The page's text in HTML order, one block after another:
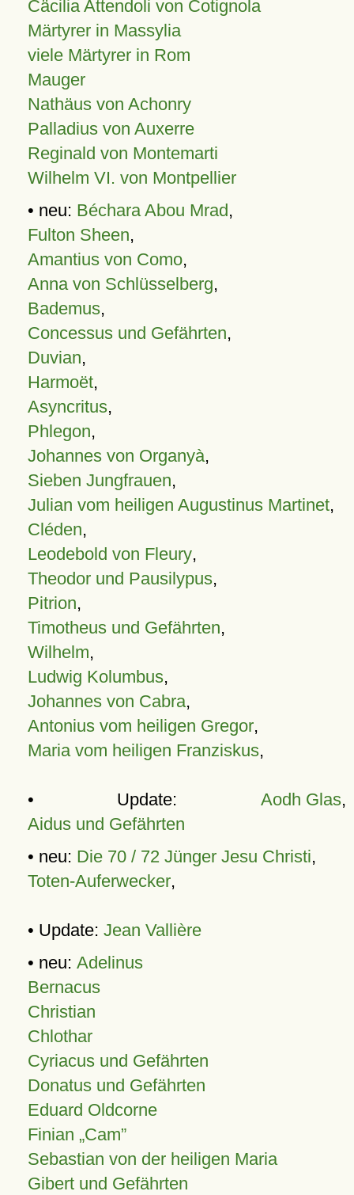
Cäcilia Attendoli von Cotignola
Märtyrer in Massylia
viele Märtyrer in Rom
Mauger
Nathäus von Achonry
Palladius von Auxerre
Reginald von Montemarti
Wilhelm VI. von Montpellier
• neu: Béchara Abou Mrad,
Fulton Sheen,
Amantius von Como,
Anna von Schlüsselberg,
Bademus,
Concessus und Gefährten,
Duvian,
Harmoët,
Asyncritus,
Phlegon,
Johannes von Organyà,
Sieben Jungfrauen,
Julian vom heiligen Augustinus Martinet,
Cléden,
Leodebold von Fleury,
Theodor und Pausilypus,
Pitrion,
Timotheus und Gefährten,
Wilhelm,
Ludwig Kolumbus,
Johannes von Cabra,
Antonius vom heiligen Gregor,
Maria vom heiligen Franziskus,
• Update: Aodh Glas,
Aidus und Gefährten
• neu: Die 70 / 72 Jünger Jesu Christi,
Toten-Auferwecker,
• Update: Jean Vallière
• neu: Adelinus
Bernacus
Christian
Chlothar
Cyriacus und Gefährten
Donatus und Gefährten
Eduard Oldcorne
Finian Cam
Sebastian von der heiligen Maria
Gibert und Gefährten